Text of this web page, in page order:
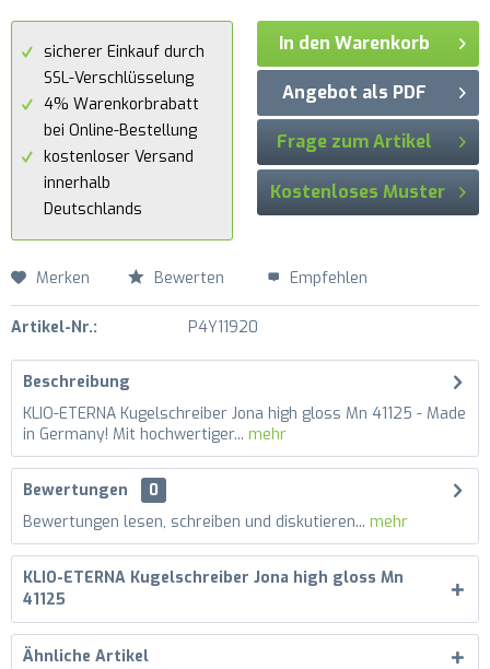
sicherer Einkauf durch
SSL-Verschlüsselung
4% Warenkorbrabatt
bei Online-Bestellung
kostenloser Versand
innerhalb
Deutschlands
In den Warenkorb
Angebot als PDF
Frage zum Artikel
Kostenloses Muster
Merken Bewerten Empfehlen
Artikel-Nr.: P4Y11920
Beschreibung
KLIO-ETERNA Kugelschreiber Jona high gloss Mn 41125 - Made
in Germany! Mit hochwertiger... mehr
Bewertungen
0
Bewertungen lesen, schreiben und diskutieren... mehr
KLIO-ETERNA Kugelschreiber Jona high gloss Mn
41125
Ähnliche Artikel